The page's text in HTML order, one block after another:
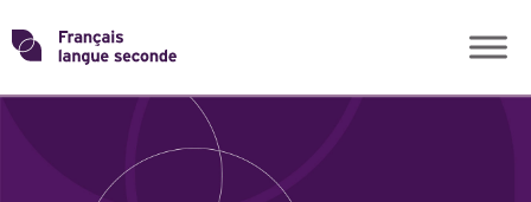
Skip
toTransformons
THÈMES